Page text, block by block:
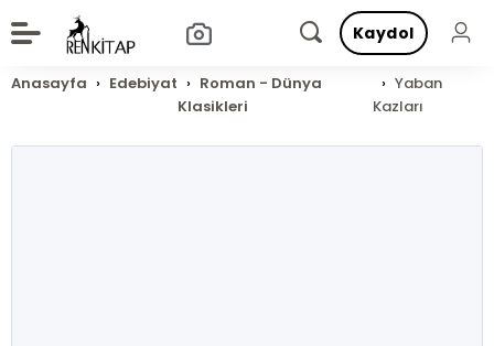
Kaydol
Anasayfa Edebiyat
Roman - Dünya
Klasikleri
Yaban
Kazları